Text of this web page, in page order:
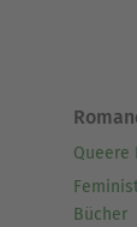
Queere
Bücher